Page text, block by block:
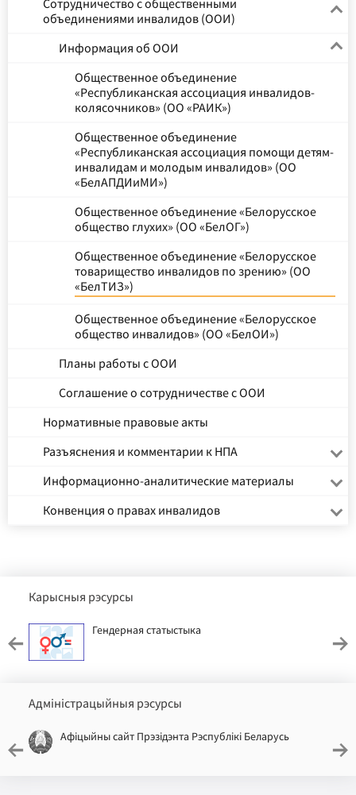
Сотрудничество с общественными
объединениями инвалидов (ООИ)
Информация об ООИ
Общественное объединение
«Республиканская ассоциация инвалидов-
колясочников» (ОО «РАИК»)
Общественное объединение
«Республиканская ассоциация помощи детям-
инвалидам и молодым инвалидов» (ОО
«БелАПДИиМИ»)
Общественное объединение «Белорусское
общество глухих» (ОО «БелОГ»)
Общественное объединение «Белорусское
товарищество инвалидов по зрению» (ОО
«БелТИЗ»)
Общественное объединение «Белорусское
общество инвалидов» (ОО «БелОИ»)
Планы работы с ООИ
Соглашение о сотрудничестве с ООИ
Нормативные правовые акты
Разъяснения и комментарии к НПА
Информационно-аналитические материалы
Конвенция о правах инвалидов
Карысныя рэсурсы
Гендерная статыстыка
Адміністрацыйныя рэсурсы
Афіцыйны сайт Прэзідэнта Рэспублікі Беларусь